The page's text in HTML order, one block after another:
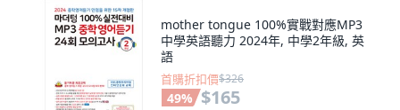
mother tongue 100%實戰對應MP3
中學英語聽力 2024年, 中學2年級, 英
語
首購折扣價$326
49% $165